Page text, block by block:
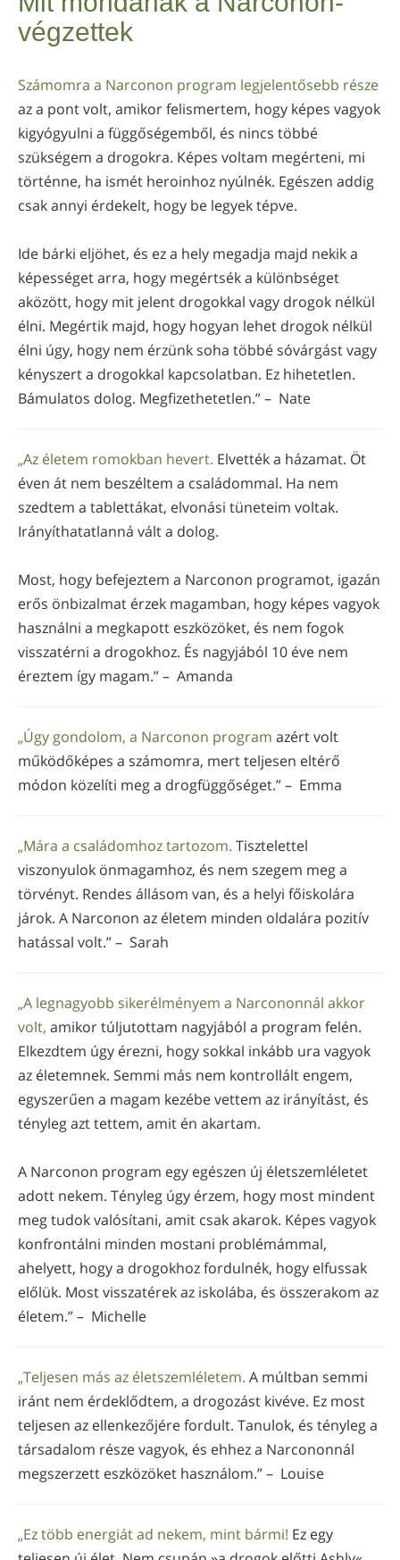
horvát
török
végzettek
Számomra a Narconon program legjelentősebb része
az a pont volt, amikor felismertem, hogy képes vagyok
kigyógyulni a függőségemből, és nincs többé
szükségem a drogokra. Képes voltam megérteni, mi
történne, ha ismét heroinhoz nyúlnék. Egészen addig
csak annyi érdekelt, hogy be legyek tépve.
Ide bárki eljöhet, és ez a hely megadja majd nekik a
képességet arra, hogy megértsék a különbséget
aközött, hogy mit jelent drogokkal vagy drogok nélkül
élni. Megértik majd, hogy hogyan lehet drogok nélkül
élni úgy, hogy nem érzünk soha többé sóvárgást vagy
kényszert a drogokkal kapcsolatban. Ez hihetetlen.
Bámulatos dolog. Megfizethetetlen.” – Nate
„Az életem romokban hevert. Elvették a házamat. Öt
éven át nem beszéltem a családommal. Ha nem
szedtem a tablettákat, elvonási tüneteim voltak.
Irányíthatatlanná vált a dolog.
Most, hogy befejeztem a Narconon programot, igazán
erős önbizalmat érzek magamban, hogy képes vagyok
használni a megkapott eszközöket, és nem fogok
visszatérni a drogokhoz. És nagyjából 10 éve nem
éreztem így magam.” – Amanda
„Úgy gondolom, a Narconon program azért volt
működőképes a számomra, mert teljesen eltérő
módon közelíti meg a drogfüggőséget.” – Emma
„Mára a családomhoz tartozom. Tisztelettel
viszonyulok önmagamhoz, és nem szegem meg a
törvényt. Rendes állásom van, és a helyi főiskolára
járok. A Narconon az életem minden oldalára pozitív
hatással volt.” – Sarah
„A legnagyobb sikerélményem a Narcononnál akkor
volt, amikor túljutottam nagyjából a program felén.
Elkezdtem úgy érezni, hogy sokkal inkább ura vagyok
az életemnek. Semmi más nem kontrollált engem,
egyszerűen a magam kezébe vettem az irányítást, és
tényleg azt tettem, amit én akartam.
A Narconon program egy egészen új életszemléletet
adott nekem. Tényleg úgy érzem, hogy most mindent
meg tudok valósítani, amit csak akarok. Képes vagyok
konfrontálni minden mostani problémámmal,
ahelyett, hogy a drogokhoz fordulnék, hogy elfussak
előlük. Most visszatérek az iskolába, és összerakom az
életem.” – Michelle
„Teljesen más az életszemléletem. A múltban semmi
iránt nem érdeklődtem, a drogozást kivéve. Ez most
teljesen az ellenkezőjére fordult. Tanulok, és tényleg a
társadalom része vagyok, és ehhez a Narcononnál
megszerzett eszközöket használom.” – Louise
„Ez több energiát ad nekem, mint bármi! Ez egy